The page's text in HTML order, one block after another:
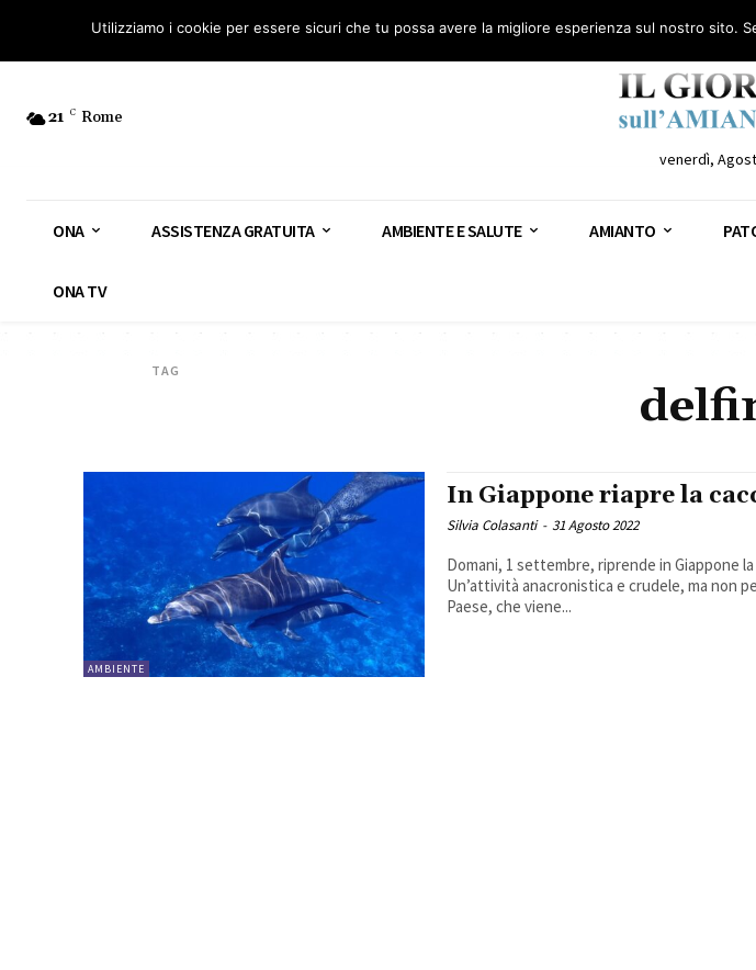
Osservatorio Nazionale Amianto: aderisci Diventa Guardia Nazionale Amianto – AGN Consulenza legale gratuita:
21 C Rome
venerdì,
ONA ASSISTENZA GRATUITA AMBIENTE E SALUTE AMIANTO
ONA TV
TAG
AMBIENTE
In Giappone riapre la
Silvia Colasanti - 31 Agosto 2022
Domani, 1 settembre, riprende in Giappone
Un’attività anacronistica e crudele, ma non
Paese, che viene...
Utilizziamo i cookie per essere sicuri che tu possa avere la migliore esperienza sul nostro sito.